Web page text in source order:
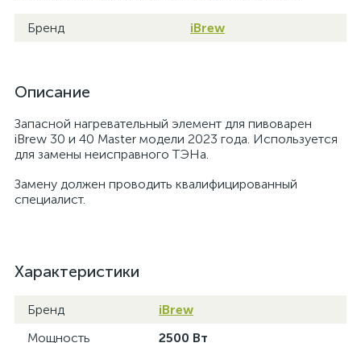
Бренд iBrew
Описание
Запасной нагревательный элемент для пивоварен
iBrew 30 и 40 Master модели 2023 года. Используется
для замены неисправного ТЭНа.
Замену должен проводить квалифицированный
специалист.
Характеристики
Бренд
iBrew
Мощность
2500 Вт